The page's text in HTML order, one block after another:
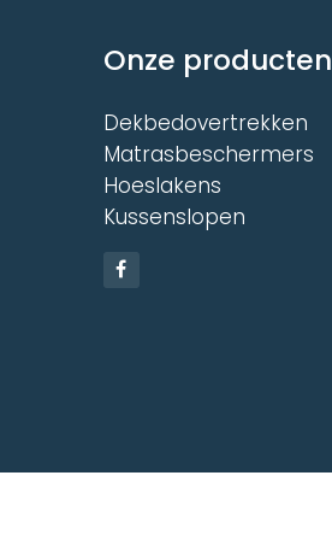
Onze producten
Dekbedovertrekken
Matrasbeschermers
Hoeslakens
Kussenslopen